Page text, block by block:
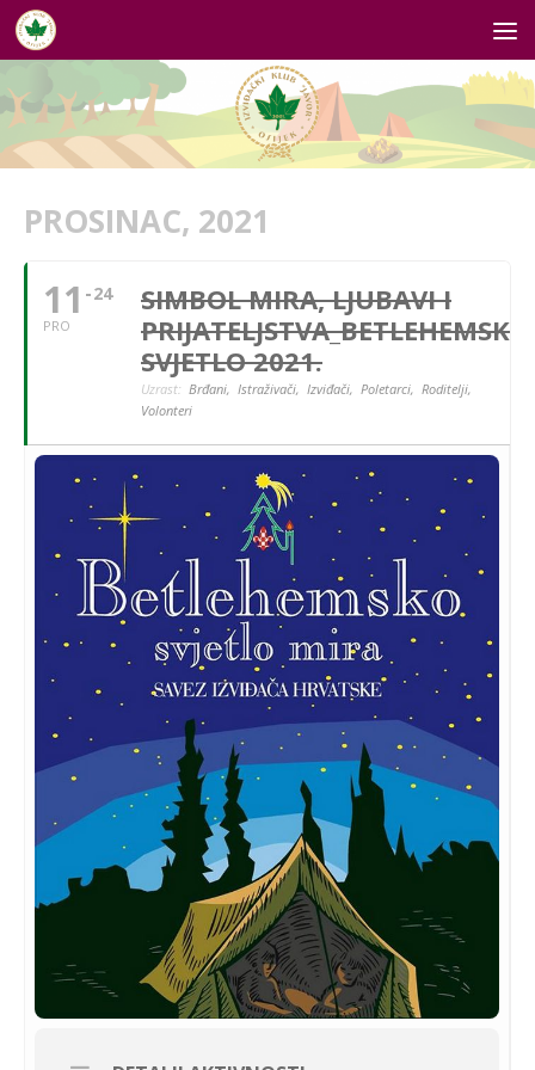
Skip to content
PROSINAC, 2021
11
PRO
24
SIMBOL MIRA, LJUBAVI I
PRIJATELJSTVA_BETLEHEMSKO
SVJETLO 2021.
Uzrast: Brđani, Istraživači, Izviđači, Poletarci, Roditelji,
Volonteri